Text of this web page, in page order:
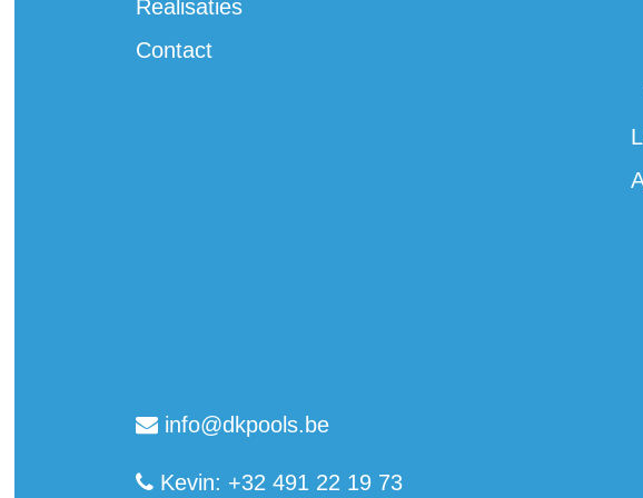
Realisaties
Contact
info@dkpools.be
Kevin: +32 491 22 19 73